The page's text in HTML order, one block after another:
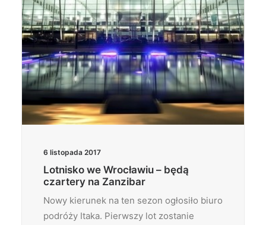
6 listopada 2017
Lotnisko we Wrocławiu – będą
czartery na Zanzibar
Nowy kierunek na ten sezon ogłosiło biuro
podróży Itaka. Pierwszy lot zostanie